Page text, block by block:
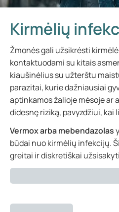
Kirmėlių
Žmonės gali užsikrėsti
kontaktuodami su kitais
kiaušinėlius su užterštu
parazitai, kurie dažniausiai
aptinkamos žalioje mėsoje ar
didesnę riziką, pavyzdžiui,
Vermox arba mebendazolas
būdai nuo kirmėlių infekcijų.
greitai ir diskretiškai